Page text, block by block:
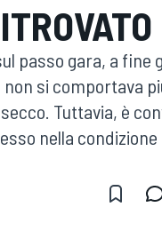
passo gara, a fine
si comportava
Tuttavia, è
nella